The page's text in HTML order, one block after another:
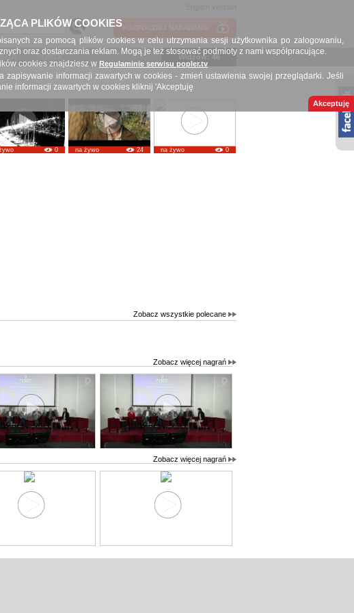
Akceptuję
PLIKÓW COOKIES
za pomocą plików cookies w celu utrzymania sesji użytkownika po zalogowaniu,
oraz dostarczania reklam. Mogą je też stosować podmioty z nami współpracujące.
cookies znajdziesz w Regulaminie serwisu popler.tv
zapisywanie informacji zawartych w cookies - zmień ustawienia swojej przeglądarki. Jeśli
informacji zawartych w cookies kliknij 'Akceptuję
POMOC Widzów: 46
0 na żywo 24 na żywo 0
Zobacz wszystkie polecane
Zobacz więcej nagrań
Zobacz więcej nagrań